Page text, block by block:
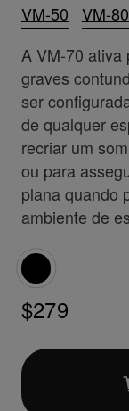
VM-50
VM-80
A VM-70 ativa
graves
ser
de qualquer
recriar um
ou para
plana quando
ambiente de
$279